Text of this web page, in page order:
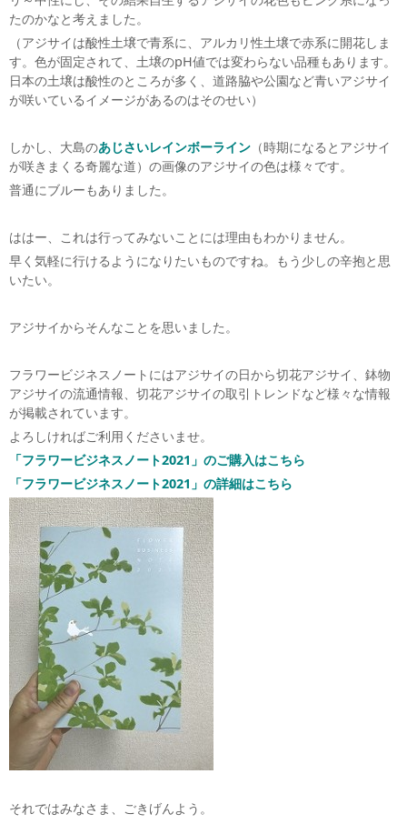
たのかなと考えました。
（アジサイは酸性土壌で青系に、アルカリ性土壌で赤系に開花しま
す。色が固定されて、土壌のpH値では変わらない品種もあります。
日本の土壌は酸性のところが多く、道路脇や公園など青いアジサイ
が咲いているイメージがあるのはそのせい）
しかし、大島のあじさいレインボーライン （時期になるとアジサイ
が咲きまくる奇麗な道）の画像のアジサイの色は様々です。
普通にブルーもありました。
ははー、これは行ってみないことには理由もわかりません。
早く気軽に行けるようになりたいものですね。もう少しの辛抱と思
いたい。
アジサイからそんなことを思いました。
フラワービジネスノートにはアジサイの日から切花アジサイ、鉢物
アジサイの流通情報、切花アジサイの取引トレンドなど様々な情報
が掲載されています。
よろしければご利用くださいませ。
「フラワービジネスノート2021」のご購入はこちら
「フラワービジネスノート2021」の詳細はこちら
それではみなさま、ごきげんよう。